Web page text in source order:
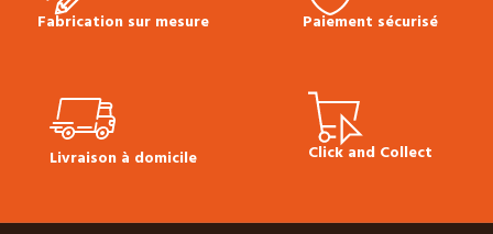
Fiche technique sol stratifié LC
& seuils disponibles en stock.
Fabrication sur mesure Paiement sécurisé
Livraison à domicile Click and Collect